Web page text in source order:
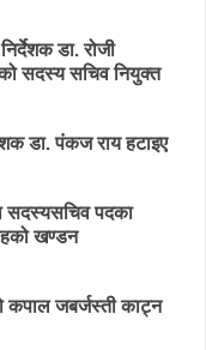
डा. रोजी
सदस्य सचिव नियुक्त
डा. पंकज राय हटाइए
सदस्यसचिव पदका
खण्डन
कपाल जबर्जस्ती काट्न